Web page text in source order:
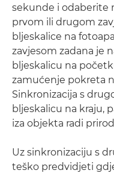
sekunde i odaberite
prvom ili drugom
bljeskalice na
zavjesom zadana je
bljeskalicu na
zamućenje pokreta
Sinkronizacija s
bljeskalicu na kraju,
iza objekta radi
Uz sinkronizaciju s
teško predvidjeti